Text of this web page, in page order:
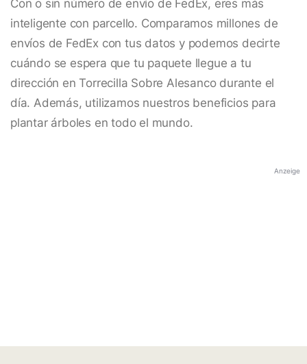
Con o sin número de envío de FedEx, eres más
inteligente con parcello. Comparamos millones de
envíos de FedEx con tus datos y podemos decirte
cuándo se espera que tu paquete llegue a tu
dirección en Torrecilla Sobre Alesanco durante el
día. Además, utilizamos nuestros beneficios para
plantar árboles en todo el mundo.
Anzeige